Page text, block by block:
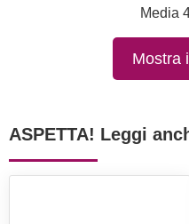
Media
Mostra
ASPETTA! Leggi